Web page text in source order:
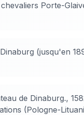
Porte-
(jusqu'en
de Dinaburg.,
(Pologne-